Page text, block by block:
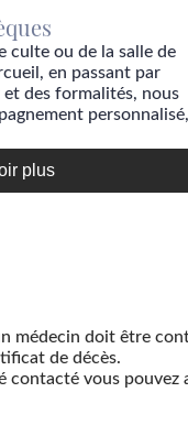
culte ou de la salle de
en passant par
et des formalités, nous
personnalisé,
plus
médecin doit être
de décès.
contacté vous